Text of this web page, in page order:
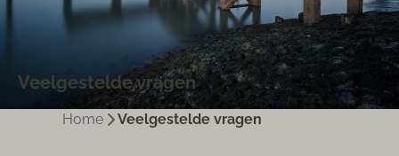
Veelgestelde vragen
Home Veelgestelde vragen